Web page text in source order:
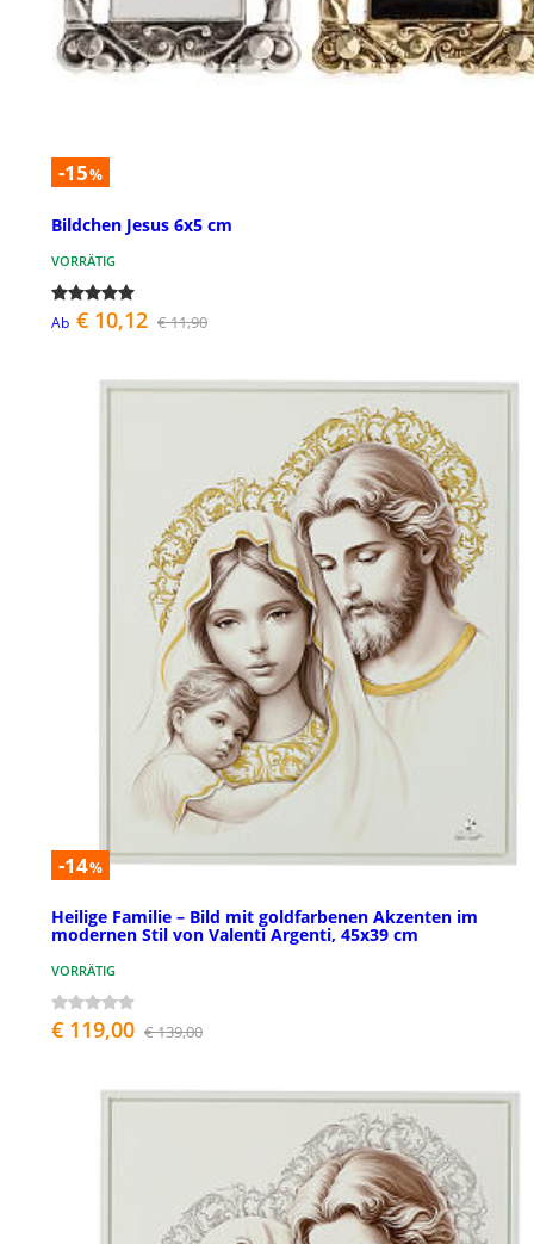
-15%
Bildchen Jesus 6x5 cm
VORRÄTIG
Ab € 10,12 € 11,90
-14%
Heilige Familie – Bild mit goldfarbenen Akzenten im
modernen Stil von Valenti Argenti, 45x39 cm
VORRÄTIG
€ 119,00 € 139,00